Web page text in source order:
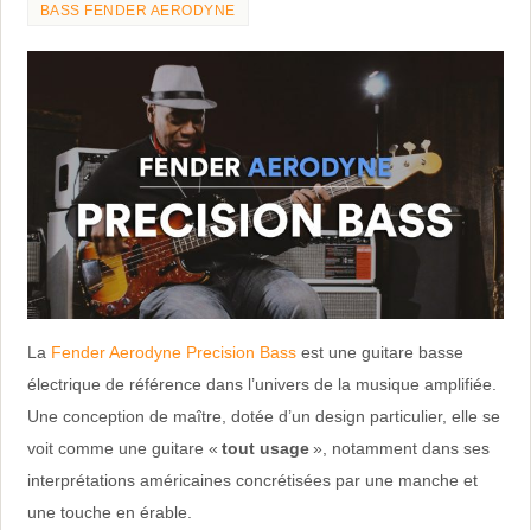
BASS FENDER AERODYNE
La Fender Aerodyne Precision Bassest une guitare basse
électrique de référence dans l’univers de la musique amplifiée.
Une conception de maître, dotée d’un design particulier, elle se
voit comme une guitare « tout usage», notamment dans ses
interprétations américaines concrétisées par une manche et
une touche en érable.